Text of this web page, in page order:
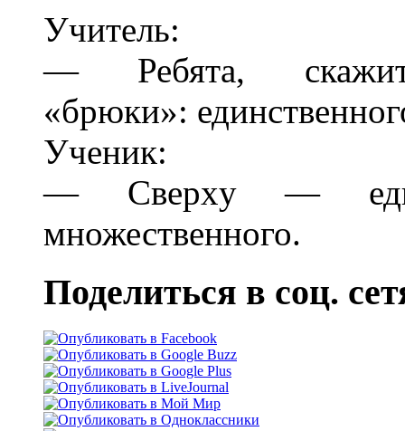
Учитель:
— Ребята,
«бpюки»:
Ученик:
— Свеpхy —
множественного.
Поделиться в соц.